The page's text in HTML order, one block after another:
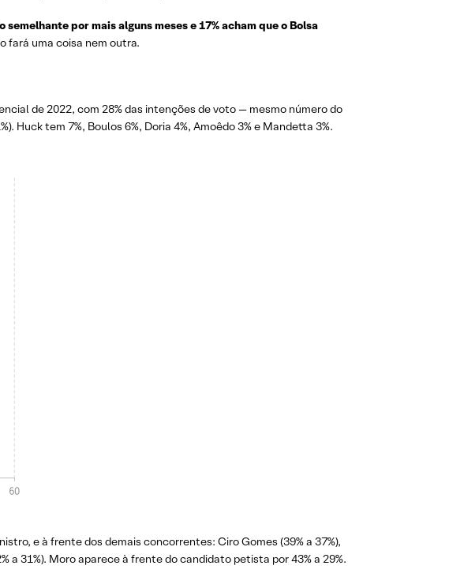
por mais alguns meses e 17% acham que o Bolsa
fará uma coisa nem outra.
de 2022, com 28% das intenções de voto — mesmo número do
Huck tem 7%, Boulos 6%, Doria 4%, Amoêdo 3% e Mandetta 3%.
e à frente dos demais concorrentes: Ciro Gomes (39% a 37%),
a 31%). Moro aparece à frente do candidato petista por 43% a 29%.